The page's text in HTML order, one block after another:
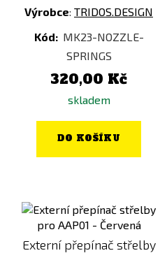
Výrobce: TRIDOS.DESIGN
Kód: MK23-NOZZLE-
SPRINGS
320,00 Kč
skladem
DO KOŠÍKU
Externí přepínač střelby